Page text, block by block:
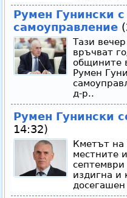
Румен Гунински
самоуправление
Тази
връчват
общините
Румен
д-р..
Румен Гунински
14:32)
Кметът на
местните
издигна и